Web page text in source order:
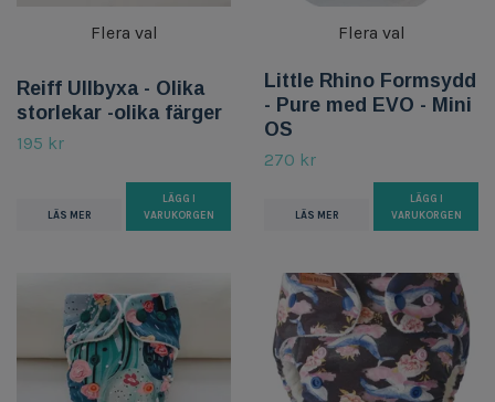
Flera val
Reiff Ullbyxa - Olika
storlekar -olika färger
195 kr
LÄS MER
LÄGG I
VARUKORGEN
Flera val
Little Rhino Formsydd
- Pure med EVO - Mini
OS
270 kr
LÄS MER
LÄGG I
VARUKORGEN